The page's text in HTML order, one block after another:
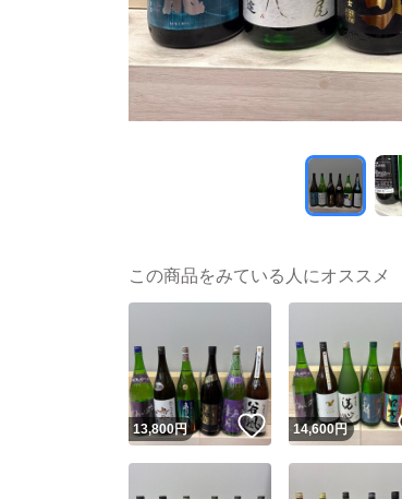
この商品をみている人にオススメ
13,800円 いいね！
14,600円